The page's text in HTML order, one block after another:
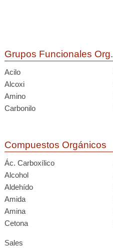
Grupos Funcionales Org.
Acilo
Alcoxi
Amino
Carbonilo
Compuestos Orgánicos
Ác. Carboxílico
Alcohol
Aldehído
Amida
Amina
Cetona
Sales